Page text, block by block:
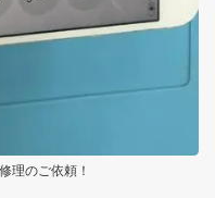
理のご依頼！